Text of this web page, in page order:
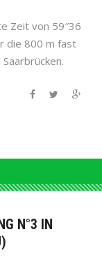
Zeit von 59″36
die 800 m fast
N°3 IN